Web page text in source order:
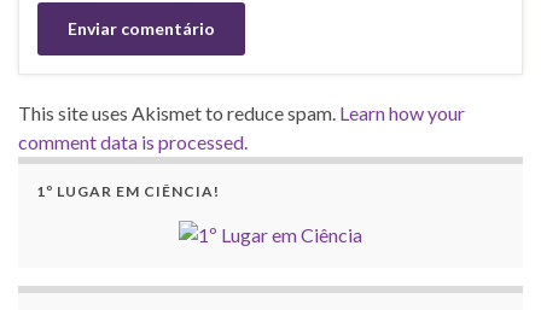
This site uses Akismet to reduce spam. Learn how your
comment data is processed.
1º LUGAR EM CIÊNCIA!